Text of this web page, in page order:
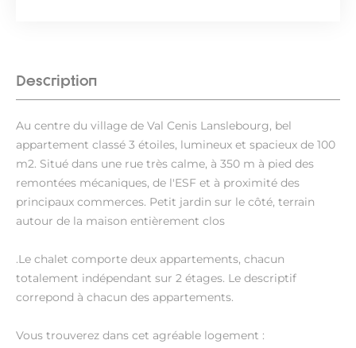
Description
Au centre du village de Val Cenis Lanslebourg, bel
appartement classé 3 étoiles, lumineux et spacieux de 100
m2. Situé dans une rue très calme, à 350 m à pied des
remontées mécaniques, de l'ESF et à proximité des
principaux commerces. Petit jardin sur le côté, terrain
autour de la maison entièrement clos
.Le chalet comporte deux appartements, chacun
totalement indépendant sur 2 étages. Le descriptif
correpond à chacun des appartements.
Vous trouverez dans cet agréable logement :